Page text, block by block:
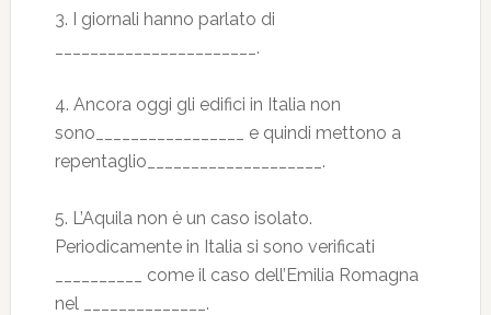
3. I giornali hanno parlato di
_______________________.
4. Ancora oggi gli edifici in Italia non
sono_________________ e quindi mettono a
repentaglio____________________.
5. L’Aquila non è un caso isolato.
Periodicamente in Italia si sono verificati
__________ come il caso dell’Emilia Romagna
nel ______________.